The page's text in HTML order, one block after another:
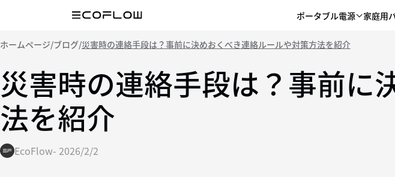
ポータブル電源 家庭用
ホームページ/ブログ/災害時の連絡手段は？事前に決めおくべき連絡ルールや対策方法を紹介
災害時の連絡手段は？事前に
法を紹介
EcoFlow- 2026/2/2